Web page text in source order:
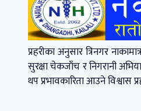
प्रहरीका अनुसार त्रिनगर
सुरक्षा चेकजाँच र निगरानी
थप प्रभावकारिता आउने विश्वास